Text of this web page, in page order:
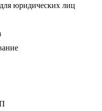
юридических лиц